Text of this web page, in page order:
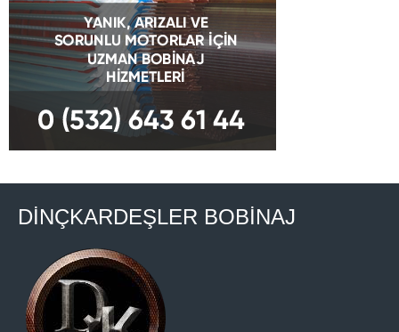
DİNÇKARDEŞLER BOBİNAJ